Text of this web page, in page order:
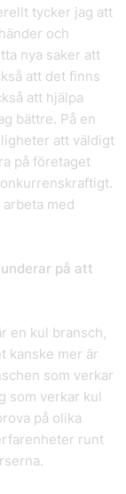
tycker jag att
och
nya saker att
att det finns
att hjälpa
bättre. På en
att väldigt
på företaget
med
på att
en kul bransch,
kanske mer är
som verkar
som verkar kul
på olika
runt